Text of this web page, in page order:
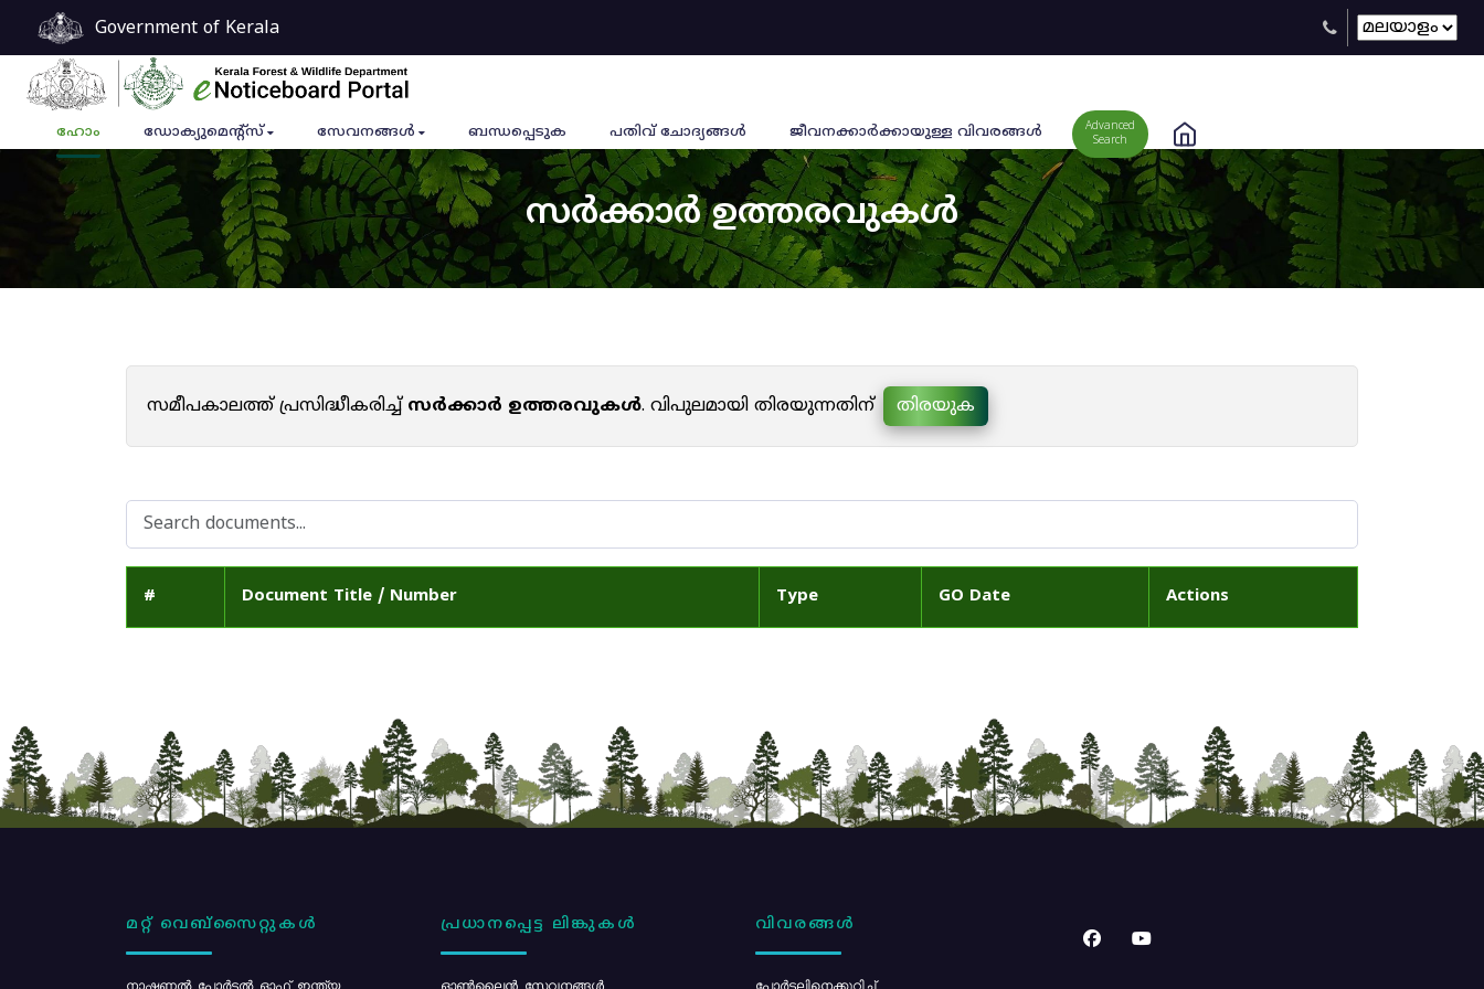
Government of Kerala
ഹോം ഡോക്യുമെൻ്റ്സ് സേവനങ്ങൾ ബന്ധപ്പെടുക പതിവ് ചോദ്യങ്ങൾ ജീവനക്കാര്‍ക്കായുള്ള വിവരങ്ങള്‍
Advanced
Search
സർക്കാർ ഉത്തരവുകൾ
സമീപകാലത്ത് പ്രസിദ്ധീകരിച്ച്സർക്കാർ ഉത്തരവുകൾ. വിപുലമായി തിരയുന്നതിന് തിരയുക
# Document Title / Number Type GO Date Actions
മറ്റ് വെബ്സൈറ്റുകൾ
നാഷണൽ പോർട്ടൽ ഓഫ് ഇന്ത്യ
പ്രധാനപ്പെട്ട ലിങ്കുകൾ
ഓൺലൈൻ സേവനങ്ങൾ
വിവരങ്ങൾ
പോര്‍ട്ടലിനെക്കുറിച്ച്